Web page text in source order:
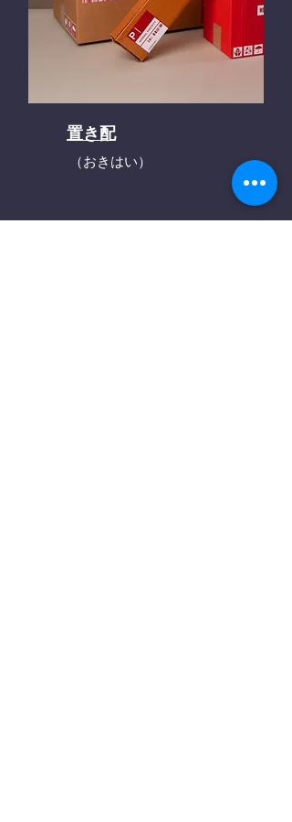
置き配
（おきはい）